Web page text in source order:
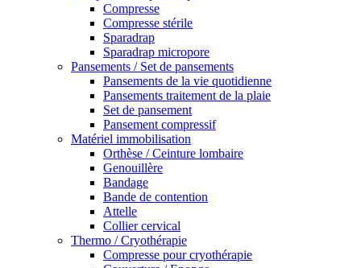
Compresse
Compresse stérile
Sparadrap
Sparadrap micropore
Pansements / Set de pansements
Pansements de la vie quotidienne
Pansements traitement de la plaie
Set de pansement
Pansement compressif
Matériel immobilisation
Orthèse / Ceinture lombaire
Genouillère
Bandage
Bande de contention
Attelle
Collier cervical
Thermo / Cryothérapie
Compresse pour cryothérapie